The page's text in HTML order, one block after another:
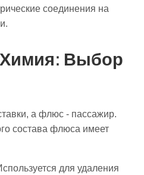
соединения на
Выбор
а флюс - пассажир.
состава флюса имеет
для удаления